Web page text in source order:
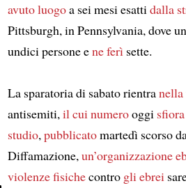
avuto luogoa sei mesi esattidalla
Pittsburgh, in Pennsylvania, dove
undici persone eneferìsette.
La sparatoria di sabato rientra
antisemiti,il cui numerooggi sfiora
studio,pubblicatomartedì scorso
Diffamazione,un’organizzazione
violenze fisichecontro gli ebrei